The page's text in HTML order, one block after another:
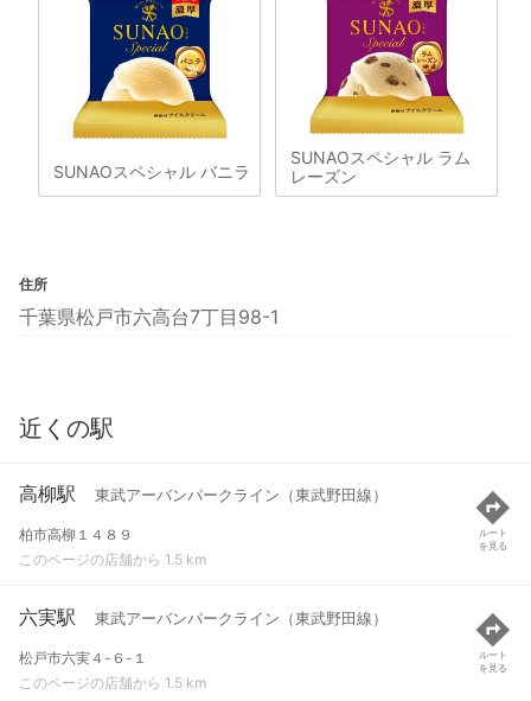
SUNAOスペシャル バニラ
SUNAOスペシャル ラム
レーズン
住所
千葉県松戸市六高台7丁目98-1
近くの駅
高柳駅 東武アーバンパークライン（東武野田線）
柏市高柳１４８９
このページの店舗から 1.5 km
ルート
を見る
六実駅 東武アーバンパークライン（東武野田線）
松戸市六実４-６-１
このページの店舗から 1.5 km
ルート
を見る